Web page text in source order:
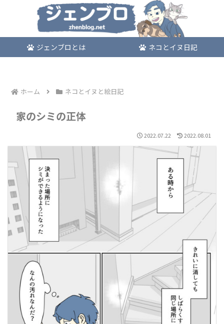
ジェンブロとは ネコとイヌ日記
ホーム ネコとイヌと絵日記
家のシミの正体
2022.07.22 2022.08.01